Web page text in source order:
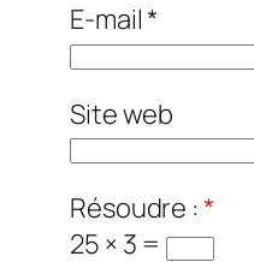
E-mail*
Site web
Résoudre : *
25 × 3 =